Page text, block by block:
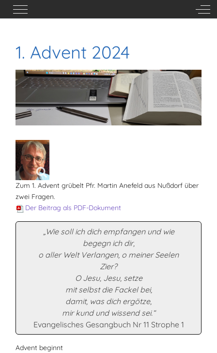
Mobile Menu Toggle Off-
1. Advent 2024
Zum 1. Advent grübelt Pfr. Martin Anefeld aus Nußdorf über
zwei Fragen.
Der Beitrag als PDF-Dokument
„Wie soll ich dich empfangen und wie
begegn ich dir,
o aller Welt Verlangen, o meiner Seelen
Zier?
O Jesu, Jesu, setze
mit selbst die Fackel bei,
damit, was dich ergötze,
mir kund und wissend sei.“
Evangelisches Gesangbuch Nr 11 Strophe 1
Advent beginnt